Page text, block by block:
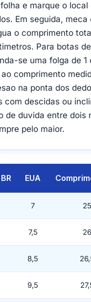
e marque o local
Em seguida, meca
o comprimento
Para botas
se uma folga de 1
comprimento
na ponta dos
com descidas ou
de duvida entre dois
pelo maior.
EUA
7
7,5
8,5
9,5